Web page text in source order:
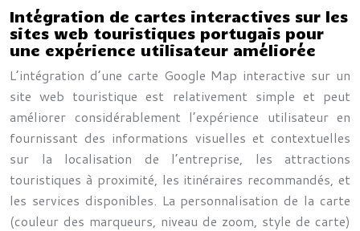
Intégration de cartes interactives sur les
sites web touristiques portugais pour
une expérience utilisateur améliorée
L’intégration d’une carte Google Map interactive sur un
site web touristique est relativement simple et peut
améliorer considérablement l’expérience utilisateur en
fournissant des informations visuelles et contextuelles
sur la localisation de l’entreprise, les attractions
touristiques à proximité, les itinéraires recommandés, et
les services disponibles. La personnalisation de la carte
(couleur des marqueurs, niveau de zoom, style de carte)